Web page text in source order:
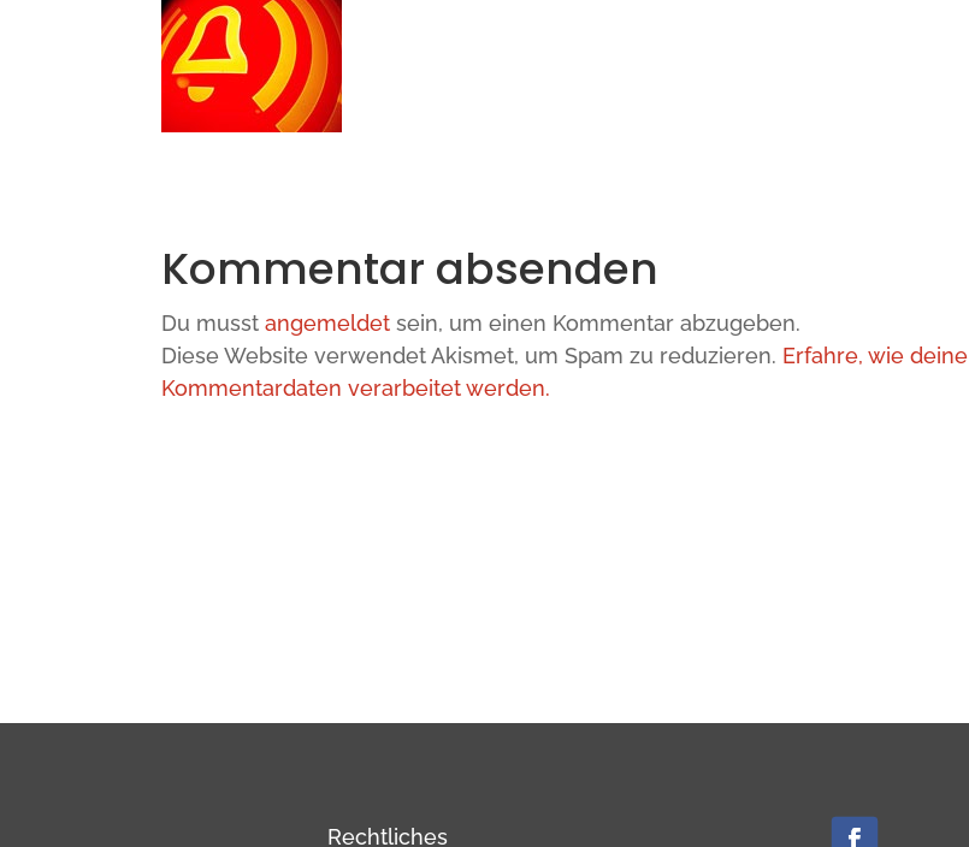
Kommentar absenden
Du musstangemeldet sein, um einen Kommentar abzugeben.
Diese Website verwendet Akismet, um Spam zu reduzieren. Erfahre, wie deine
Kommentardaten verarbeitet werden.
Rechtliches